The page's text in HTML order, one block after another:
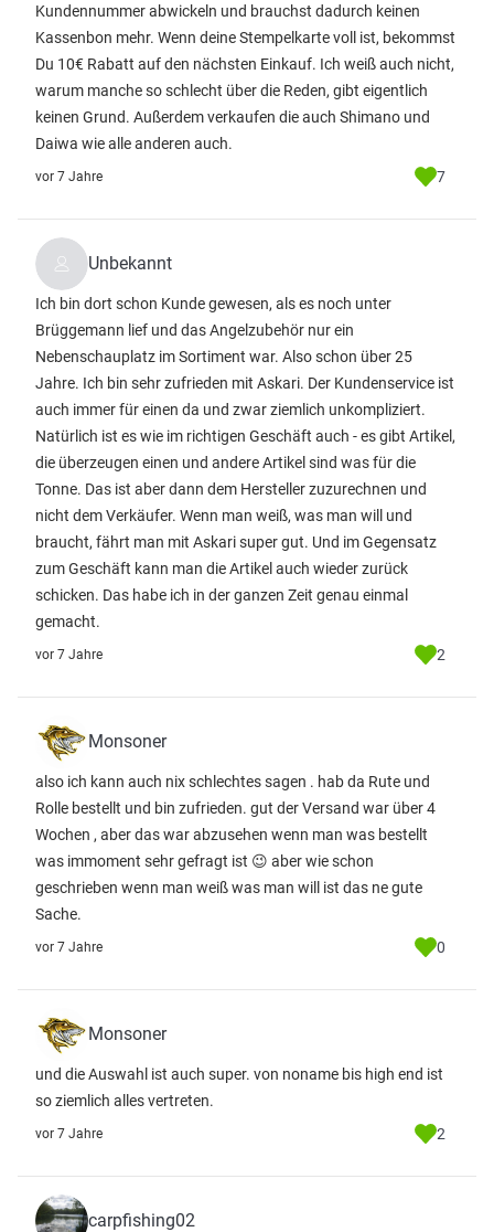
Kundennummer abwickeln und brauchst dadurch keinen
Kassenbon mehr. Wenn deine Stempelkarte voll ist, bekommst
Du 10€ Rabatt auf den nächsten Einkauf. Ich weiß auch nicht,
warum manche so schlecht über die Reden, gibt eigentlich
keinen Grund. Außerdem verkaufen die auch Shimano und
Daiwa wie alle anderen auch.
vor 7 Jahre 7
Unbekannt
Ich bin dort schon Kunde gewesen, als es noch unter
Brüggemann lief und das Angelzubehör nur ein
Nebenschauplatz im Sortiment war. Also schon über 25
Jahre. Ich bin sehr zufrieden mit Askari. Der Kundenservice ist
auch immer für einen da und zwar ziemlich unkompliziert.
Natürlich ist es wie im richtigen Geschäft auch - es gibt Artikel,
die überzeugen einen und andere Artikel sind was für die
Tonne. Das ist aber dann dem Hersteller zuzurechnen und
nicht dem Verkäufer. Wenn man weiß, was man will und
braucht, fährt man mit Askari super gut. Und im Gegensatz
zum Geschäft kann man die Artikel auch wieder zurück
schicken. Das habe ich in der ganzen Zeit genau einmal
gemacht.
vor 7 Jahre 2
Monsoner
also ich kann auch nix schlechtes sagen . hab da Rute und
Rolle bestellt und bin zufrieden. gut der Versand war über 4
Wochen , aber das war abzusehen wenn man was bestellt
was immoment sehr gefragt ist 😉 aber wie schon
geschrieben wenn man weiß was man will ist das ne gute
Sache.
vor 7 Jahre 0
Monsoner
und die Auswahl ist auch super. von noname bis high end ist
so ziemlich alles vertreten.
vor 7 Jahre 2
carpfishing02